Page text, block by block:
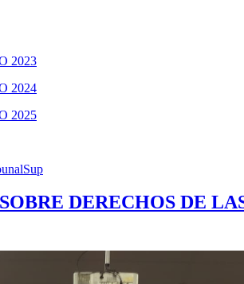
2023
2024
2025
DERECHOS DE